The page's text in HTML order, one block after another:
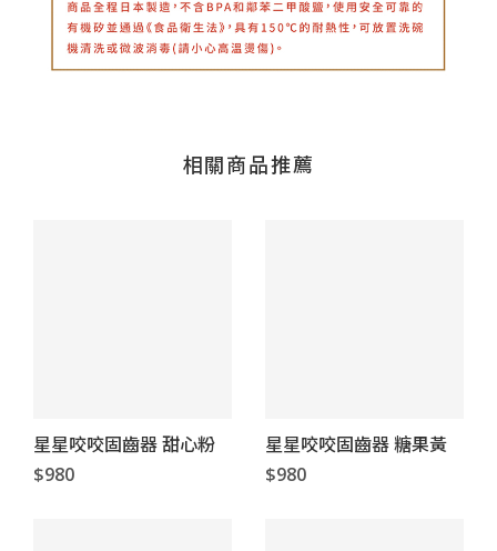
相關商品推薦
星星咬咬固齒器 甜心粉
$980
星星咬咬固齒器 糖果黃
$980